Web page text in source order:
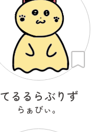
てるるらぶりず
らぁびぃ。